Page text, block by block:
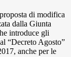
di modifica
dalla Giunta
introduce gli
“Decreto Agosto”
anche per le